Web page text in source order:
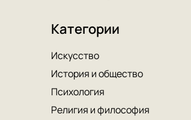
Категории
Искусство
История и общество
Психология
Религия и философия